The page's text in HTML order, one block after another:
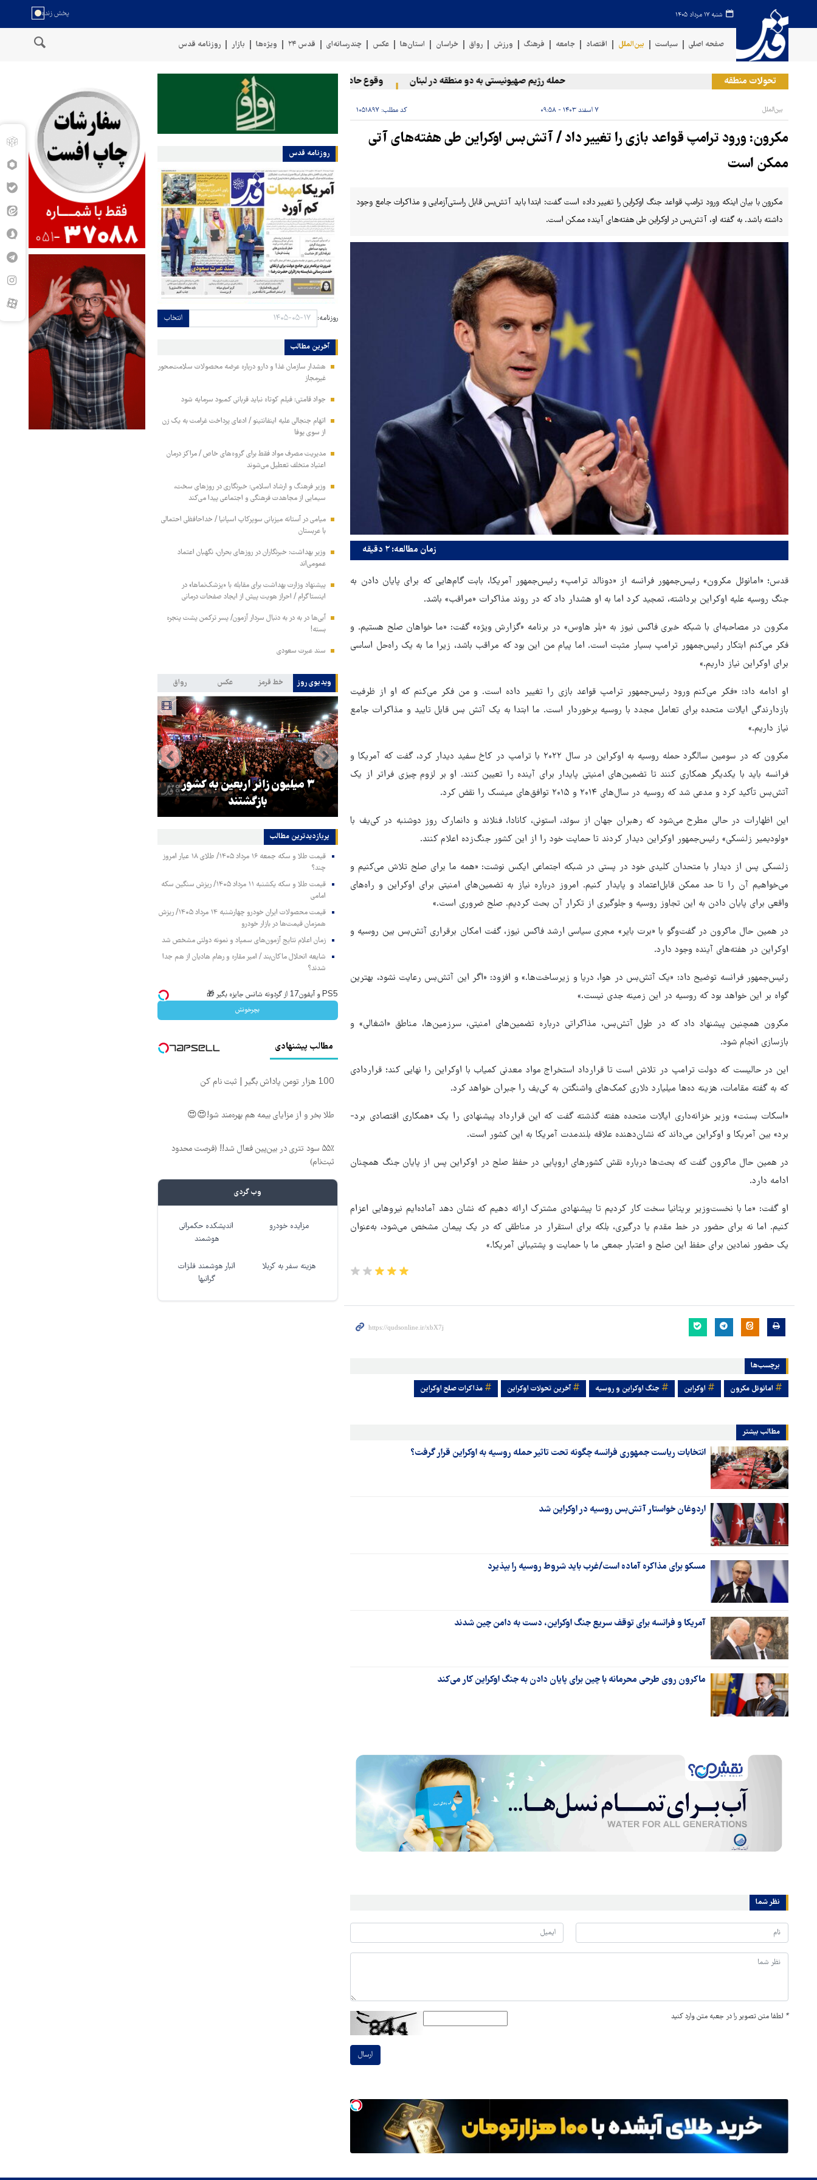
شنبه ۱۷ مرداد ۱۴۰۵
صفحه اصلی سیاست بین‌الملل اقتصاد جامعه فرهنگ ورزش رواق خراسان استان‌ها عکس چندرسانه‌ای قدس ۲۴ ویژه‌ها بازار روزنامه قدس
تحولات منطقه حمله رژیم صهیونیستی به دو منطقه در لبنان وقوع حادثه دریایی در سواحل عمان سخنگوی نیروهای مسلح یمن: کشتی نفتی عربستان را با موشک
بین‌الملل ۷ اسفند ۱۴۰۳ - ۰۹:۵۸ کد مطلب: ۱۰۵۱۸۹۷
مکرون: ورود ترامپ قواعد بازی را تغییر داد / آتش‌بس اوکراین طی هفته‌های آتی
ممکن است
مکرون با بیان اینکه ورود ترامپ قواعد جنگ اوکراین را تغییر داده است گفت: ابتدا باید آتش‌بس قابل راستی‌آزمایی و مذاکرات جامع وجود
داشته باشد. به گفته او، آتش‌بس در اوکراین طی هفته‌های آینده ممکن است.
زمان مطالعه: ۲ دقیقه
قدس؛ «امانوئل مکرون» رئیس‌جمهور فرانسه از «دونالد ترامپ» رئیس‌جمهور آمریکا، بابت گام‌هایی که برای پایان دادن به
جنگ روسیه علیه اوکراین برداشته، تمجید کرد اما به او هشدار داد که در روند مذاکرات «مراقب» باشد.
مکرون در مصاحبه‌ای با شبکه خبری فاکس نیوز به «بلر هاوس» در برنامه «گزارش ویژه» گفت: «ما خواهان صلح هستیم. و
فکر می‌کنم ابتکار رئیس‌جمهور ترامپ بسیار مثبت است. اما پیام من این بود که مراقب باشد، زیرا ما به یک راه‌حل اساسی
برای اوکراین نیاز داریم.»
او ادامه داد: «فکر می‌کنم ورود رئیس‌جمهور ترامپ قواعد بازی را تغییر داده است. و من فکر می‌کنم که او از ظرفیت
بازدارندگی ایالات متحده برای تعامل مجدد با روسیه برخوردار است. ما ابتدا به یک آتش بس قابل تایید و مذاکرات جامع
نیاز داریم.»
مکرون که در سومین سالگرد حمله روسیه به اوکراین در سال ۲۰۲۲ با ترامپ در کاخ سفید دیدار کرد، گفت که آمریکا و
فرانسه باید با یکدیگر همکاری کنند تا تضمین‌های امنیتی پایدار برای آینده را تعیین کنند. او بر لزوم چیزی فراتر از یک
آتش‌بس تأکید کرد و مدعی شد که روسیه در سال‌های ۲۰۱۴ و ۲۰۱۵ توافق‌های مینسک را نقض کرد.
این اظهارات در حالی مطرح می‌شود که رهبران جهان از سوئد، استونی، کانادا، فنلاند و دانمارک روز دوشنبه در کی‌یف با
«ولودیمیر زلنسکی» رئیس‌جمهور اوکراین دیدار کردند تا حمایت خود را از این کشور جنگ‌زده اعلام کنند.
زلنسکی پس از دیدار با متحدان کلیدی خود در پستی در شبکه اجتماعی ایکس نوشت: «همه ما برای صلح تلاش می‌کنیم و
می‌خواهیم آن را تا حد ممکن قابل‌اعتماد و پایدار کنیم. امروز درباره نیاز به تضمین‌های امنیتی برای اوکراین و راه‌های
واقعی برای پایان دادن به این تجاوز روسیه و جلوگیری از تکرار آن بحث کردیم. صلح ضروری است.»
در همین حال ماکرون در گفت‌وگو با «برت بایر» مجری سیاسی ارشد فاکس نیوز، گفت امکان برقراری آتش‌بس بین روسیه و
اوکراین در هفته‌های آینده وجود دارد.
رئیس‌جمهور فرانسه توضیح داد: «یک آتش‌بس در هوا، دریا و زیرساخت‌ها.» و افزود: «اگر این آتش‌بس رعایت نشود، بهترین
گواه بر این خواهد بود که روسیه در این زمینه جدی نیست.»
مکرون همچنین پیشنهاد داد که در طول آتش‌بس، مذاکراتی درباره تضمین‌های امنیتی، سرزمین‌ها، مناطق «اشغالی» و
بازسازی انجام شود.
این در حالیست که دولت ترامپ در تلاش است تا قرارداد استخراج مواد معدنی کمیاب با اوکراین را نهایی کند؛ قراردادی
که به گفته مقامات، هزینه ده‌ها میلیارد دلاری کمک‌های واشنگتن به کی‌یف را جبران خواهد کرد.
«اسکات بسنت» وزیر خزانه‌داری ایالات متحده هفته گذشته گفت که این قرارداد پیشنهادی را یک «همکاری اقتصادی برد-
برد» بین آمریکا و اوکراین می‌داند که نشان‌دهنده علاقه بلندمدت آمریکا به این کشور است.
در همین حال ماکرون گفت که بحث‌ها درباره نقش کشورهای اروپایی در حفظ صلح در اوکراین پس از پایان جنگ همچنان
ادامه دارد.
او گفت: «ما با نخست‌وزیر بریتانیا سخت کار کردیم تا پیشنهادی مشترک ارائه دهیم که نشان دهد آماده‌ایم نیروهایی اعزام
کنیم. اما نه برای حضور در خط مقدم یا درگیری، بلکه برای استقرار در مناطقی که در یک پیمان مشخص می‌شود، به‌عنوان
یک حضور نمادین برای حفظ این صلح و اعتبار جمعی ما با حمایت و پشتیبانی آمریکا.»
برچسب‌ها
امانوئل مکرون اوکراین جنگ اوکراین و روسیه آخرین تحولات اوکراین مذاکرات صلح اوکراین
مطالب بیشتر
انتخابات ریاست جمهوری فرانسه چگونه تحت تاثیر حمله روسیه به اوکراین قرار گرفت؟
اردوغان خواستار آتش‌بس روسیه در اوکراین شد
مسکو برای مذاکره آماده است/غرب باید شروط روسیه را بپذیرد
آمریکا و فرانسه برای توقف سریع جنگ اوکراین، دست به دامن چین شدند
ماکرون روی طرحی محرمانه با چین برای پایان دادن به جنگ اوکراین کار می‌کند
نظر شما
* لطفا متن تصویر را در جعبه متن وارد کنید
ارسال
روزنامه قدس
روزنامه: انتخاب
آخرین مطالب
هشدار سازمان غذا و دارو درباره عرضه محصولات سلامت‌محور
غیرمجاز
جواد قامتی: فیلم کوتاه نباید قربانی کمبود سرمایه شود
اتهام جنجالی علیه اینفانتینو / ادعای پرداخت غرامت به یک زن
از سوی یوفا
مدیریت مصرف مواد فقط برای گروه‌های خاص / مراکز درمان
اعتیاد متخلف تعطیل می‌شوند
وزیر فرهنگ و ارشاد اسلامی: خبرنگاری در روزهای سخت،
سیمایی از مجاهدت فرهنگی و اجتماعی پیدا می‌کند
میامی در آستانه میزبانی سوپرکاپ اسپانیا / خداحافظی احتمالی
با عربستان
وزیر بهداشت: خبرنگاران در روزهای بحران، نگهبان اعتماد
عمومی‌اند
پیشنهاد وزارت بهداشت برای مقابله با «پزشک‌نماها» در
اینستاگرام / احراز هویت پیش از ایجاد صفحات درمانی
آبی‌ها در به در به دنبال سردار آزمون/ پسر ترکمن پشت پنجره
بسته!
سند عبرت سعودی
ویدیوی روز خط قرمز عکس رواق
هماهنگی محور مقاومت، آمریکا را
در منطقه درمانده کرد
ترامپ نماد فساد، اقتدارگرایی و
جنگ‌طلبی است!
۳ میلیون زائر اربعین به کشور
بازگشتند
پربازدیدترین‌ مطالب
قیمت طلا و سکه جمعه ۱۶ مرداد ۱۴۰۵/ طلای ۱۸ عیار امروز
چند؟
قیمت طلا و سکه یکشنبه ۱۱ مرداد ۱۴۰۵/ ریزش سنگین سکه
امامی
قیمت محصولات ایران خودرو چهارشنبه ۱۴ مرداد ۱۴۰۵/ ریزش
همزمان قیمت‌ها در بازار خودرو
زمان اعلام نتایج آزمون‌های سمپاد و نمونه دولتی مشخص شد
شایعه انحلال ماکان‌بند / امیر مقاره و رهام هادیان از هم جدا
شدند؟
PS5 و آیفون17 از گردونه شانس جایزه بگیر 🎁
بچرخونش
مطالب پیشنهادی
100 هزار تومن پاداش بگیر | ثبت نام کن
طلا بخر و از مزایای بیمه هم بهره‌مند شو!😍😍
۵۵٪ سود تتری در بین‌پین فعال شد!! (فرصت محدود
ثبت‌نام)
وب گردی
مزایده خودرو
اندیشکده حکمرانی
هوشمند
هزینه سفر به کربلا
انبار هوشمند فلزات
گرانبها